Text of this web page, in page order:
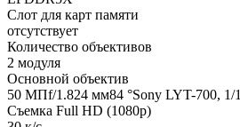
Слот для карт памяти
отсутствует
Количество объективов
2 модуля
Основной объектив
50 МПf/1.824 мм84 °Sony LYT-700, 1/
Съемка Full HD (1080p)